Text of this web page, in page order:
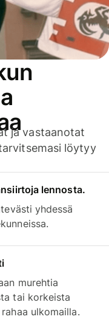
ja vastaanotat
löytyy
lennosta.
yhdessä
murehtia
tai korkeista
ulkomailla.